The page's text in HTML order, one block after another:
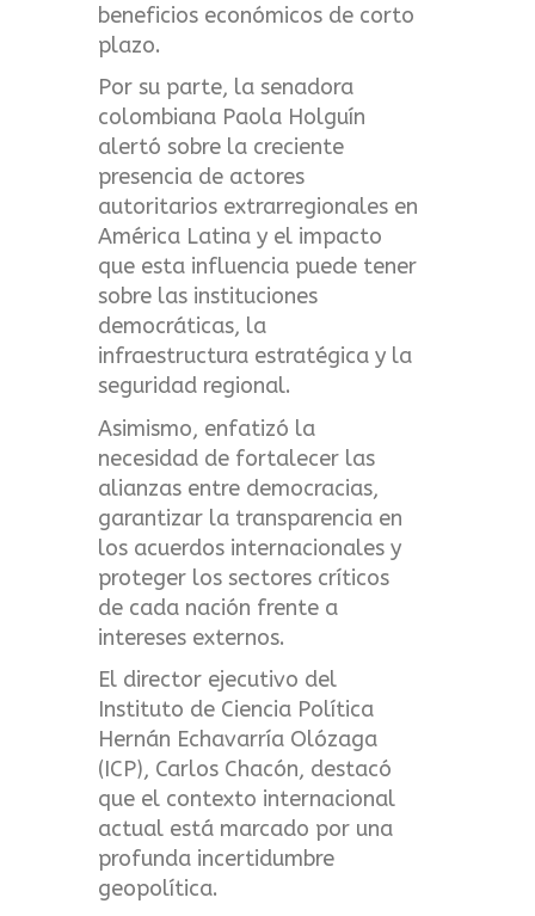
beneficios económicos de corto
plazo.
Por su parte, la senadora
colombiana Paola Holguín
alertó sobre la creciente
presencia de actores
autoritarios extrarregionales en
América Latina y el impacto
que esta influencia puede tener
sobre las instituciones
democráticas, la
infraestructura estratégica y la
seguridad regional.
Asimismo, enfatizó la
necesidad de fortalecer las
alianzas entre democracias,
garantizar la transparencia en
los acuerdos internacionales y
proteger los sectores críticos
de cada nación frente a
intereses externos.
El director ejecutivo del
Instituto de Ciencia Política
Hernán Echavarría Olózaga
(ICP), Carlos Chacón, destacó
que el contexto internacional
actual está marcado por una
profunda incertidumbre
geopolítica.